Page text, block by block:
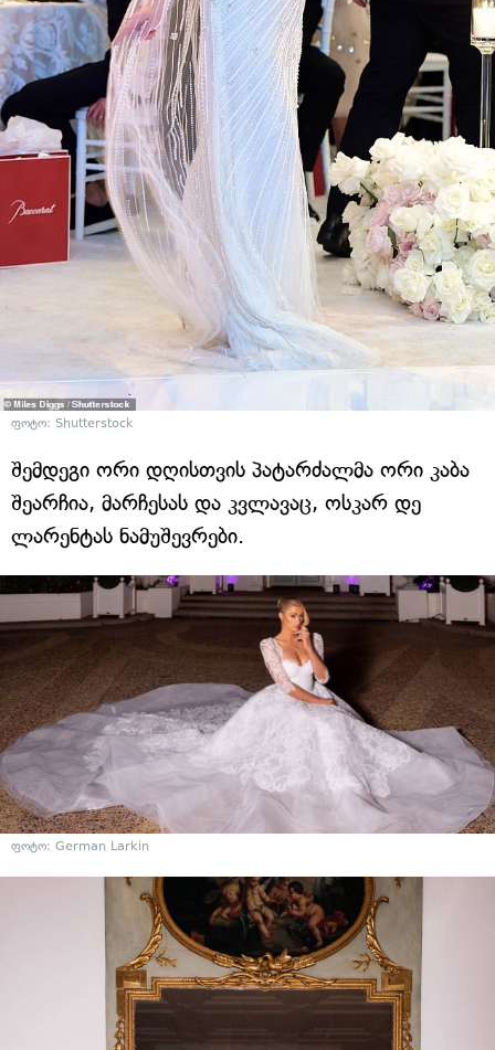
ფოტო: Shutterstock
შემდეგი ორი დღისთვის პატარძალმა ორი კაბა
შეარჩია, მარჩესას და კვლავაც, ოსკარ დე
ლარენტას ნამუშევრები.
ფოტო: German Larkin